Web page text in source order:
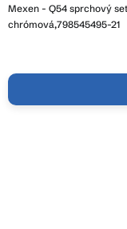
Mexen - Q54 sprchový
chrómová,798545495-21